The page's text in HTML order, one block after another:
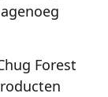
Forest